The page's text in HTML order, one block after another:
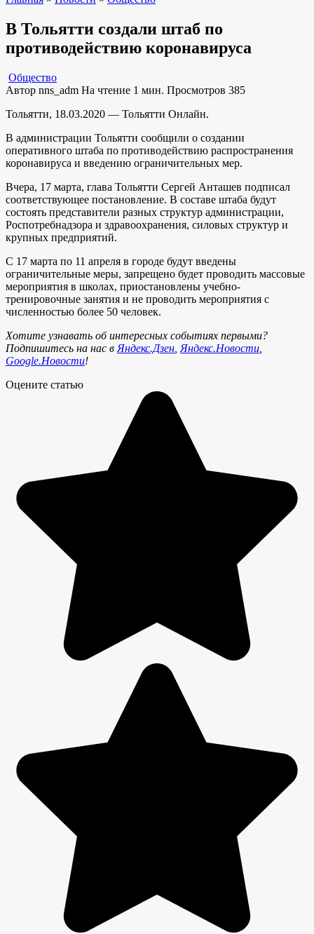
В Тольятти создали штаб по
противодействию коронавируса
Общество
Автор nns_adm На чтение 1 мин. Просмотров 385
Тольятти, 18.03.2020 — Тольятти Онлайн.
В администрации Тольятти сообщили о создании
оперативного штаба по противодействию распространения
коронавируса и введению ограничительных мер.
Вчера, 17 марта, глава Тольятти Сергей Анташев подписал
соответствующее постановление. В составе штаба будут
состоять представители разных структур администрации,
Роспотребнадзора и здравоохранения, силовых структур и
крупных предприятий.
С 17 марта по 11 апреля в городе будут введены
ограничительные меры, запрещено будет проводить массовые
мероприятия в школах, приостановлены учебно-
тренировочные занятия и не проводить мероприятия с
численностью более 50 человек.
Хотите узнавать об интересных событиях первыми?
Подпишитесь на нас в Яндекс.Дзен Яндекс.Новости
Google.Новости!
Оцените статью